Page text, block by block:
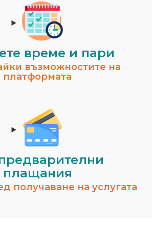
време и пари
възможностите на
платформата
плащания
получаване на услугата